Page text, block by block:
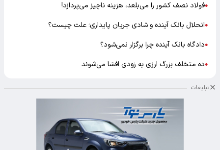
●فولاد نصف کشور را می‌بلعد، هزینه ناچیز می‌پردازد!
●انحلال بانک آینده و شادی جریان پایداری؛ علت چیست؟
●دادگاه بانک آینده چرا برگزار نمی‌شود؟
●ده متخلف بزرگ ارزی به زودی افشا می‌شوند
تبلیغات